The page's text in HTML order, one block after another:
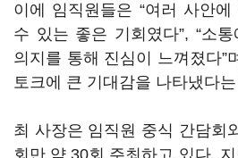
이에 임직원들은 “여러 사안
수 있는 좋은 기회였다”, “소
의지를 통해 진심이 느껴졌다”
토크에 큰 기대감을 나타냈다
최 사장은 임직원 중식 간담회
회만 약 30회 주최하고 있다.